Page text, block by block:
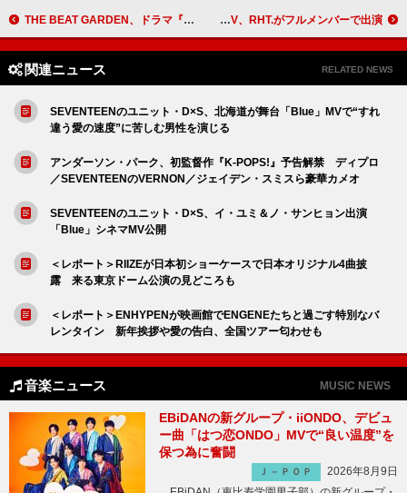
THE BEAT GARDEN、ドラマ『元科捜研の主婦』主題歌「エレメント」MVティザー公開 映像には田中笑太郎（DXTEEN）の姿も Aile The Shota「開花宣言」MV、RHT.がフルメンバーで出演
関連ニュース RELATED NEWS
SEVENTEENのユニット・D×S、北海道が舞台「Blue」MVで“すれ
違う愛の速度”に苦しむ男性を演じる
アンダーソン・パーク、初監督作『K-POPS!』予告解禁 ディプロ
／SEVENTEENのVERNON／ジェイデン・スミスら豪華カメオ
SEVENTEENのユニット・D×S、イ・ユミ＆ノ・サンヒョン出演
「Blue」シネマMV公開
＜レポート＞RIIZEが日本初ショーケースで日本オリジナル4曲披
露 来る東京ドーム公演の見どころも
＜レポート＞ENHYPENが映画館でENGENEたちと過ごす特別なバ
レンタイン 新年挨拶や愛の告白、全国ツアー匂わせも
音楽ニュース MUSIC NEWS
EBiDANの新グループ・iiONDO、デビュ
ー曲「はつ恋ONDO」MVで“良い温度”を
保つ為に奮闘
Ｊ－ＰＯＰ
2026年8月9日